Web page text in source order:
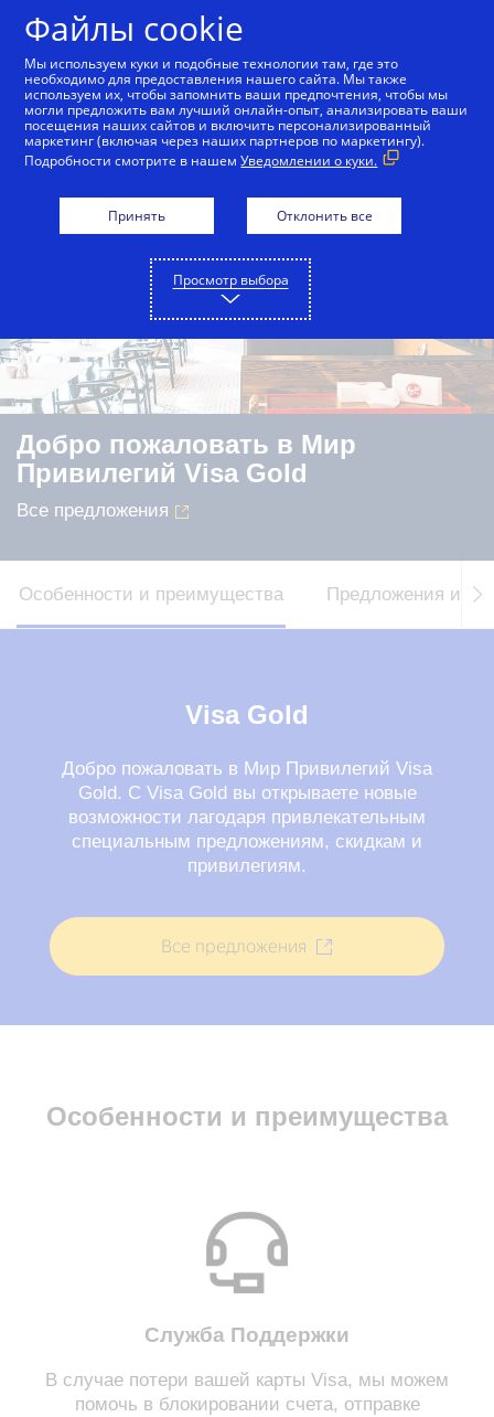
Все карты Visa Classic Visa Gold Visa
Добро пожаловать в Мир
Привилегий Visa Gold
Все предложения
Особенности и преимущества Предложения и
Visa Gold
Добро пожаловать в Мир Привилегий Visa
Gold. С Visa Gold вы открываете новые
возможности лагодаря привлекательным
специальным предложениям, скидкам и
привилегиям.
Все предложения
Особенности и преимущества
Служба Поддержки
В случае потери вашей карты Visa, мы можем
помочь в блокировании счета, отправке
Файлы cookie
Мы используем куки и подобные технологии там, где это
необходимо для предоставления нашего сайта. Мы также
используем их, чтобы запомнить ваши предпочтения, чтобы мы
могли предложить вам лучший онлайн-опыт, анализировать ваши
посещения наших сайтов и включить персонализированный
маркетинг (включая через наших партнеров по маркетингу).
Подробности смотрите в нашемУведомлении о куки.
Принять Отклонить все
Просмотр выбора